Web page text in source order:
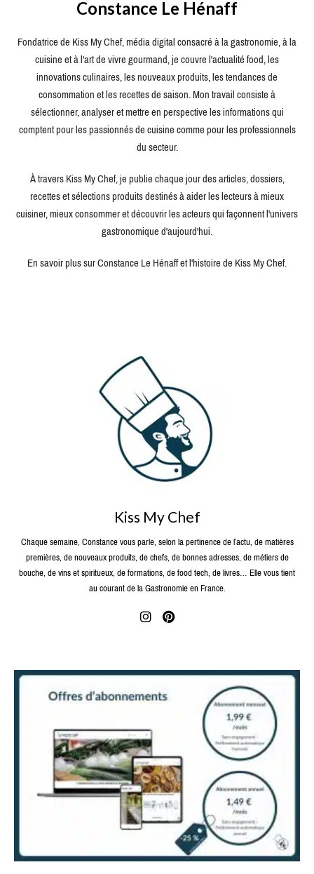
Constance Le Hénaff
Fondatrice de Kiss My Chef, média digital consacré à la gastronomie, à la
cuisine et à l'art de vivre gourmand, je couvre l'actualité food, les
innovations culinaires, les nouveaux produits, les tendances de
consommation et les recettes de saison. Mon travail consiste à
sélectionner, analyser et mettre en perspective les informations qui
comptent pour les passionnés de cuisine comme pour les professionnels
du secteur.
À travers Kiss My Chef, je publie chaque jour des articles, dossiers,
recettes et sélections produits destinés à aider les lecteurs à mieux
cuisiner, mieux consommer et découvrir les acteurs qui façonnent l'univers
gastronomique d'aujourd'hui.
En savoir plus sur Constance Le Hénaff et l'histoire de Kiss My Chef.
Kiss My Chef
Chaque semaine, Constance vous parle, selon la pertinence de l’actu, de matières
premières, de nouveaux produits, de chefs, de bonnes adresses, de métiers de
bouche, de vins et spiritueux, de formations, de food tech, de livres… Elle vous tient
au courant de la Gastronomie en France.